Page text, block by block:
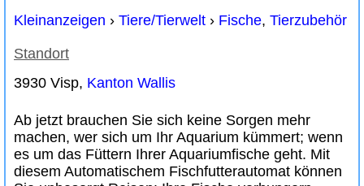
Kleinanzeigen › Tiere/Tierwelt › Fische, Tierzubehör
Standort
3930 Visp, Kanton Wallis
Ab jetzt brauchen Sie sich keine Sorgen mehr
machen, wer sich um Ihr Aquarium kümmert; wenn
es um das Füttern Ihrer Aquariumfische geht. Mit
diesem Automatischem Fischfutterautomat können